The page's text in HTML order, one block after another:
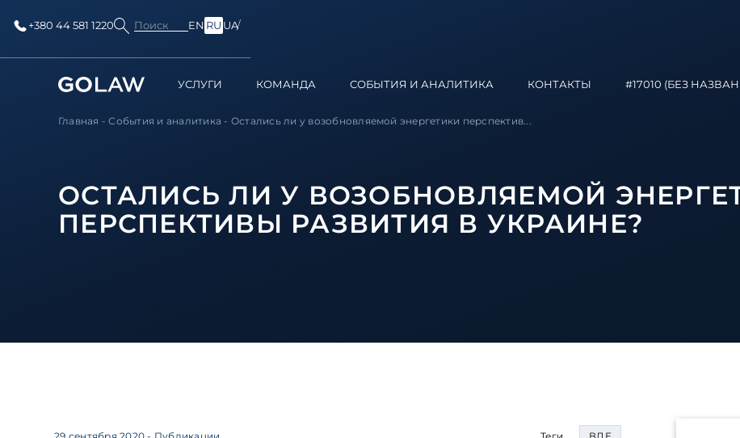
+380 44 581 1220 Поиск EN RU UA
УСЛУГИ КОМАНДА СОБЫТИЯ И АНАЛИТИКА КОНТАКТЫ #17010 (БЕЗ
Главная -События и аналитика - Остались ли у возобновляемой энергетики перспектив...
ОСТАЛИСЬ ЛИ У ВОЗОБНОВЛЯЕМОЙ
ПЕРСПЕКТИВЫ РАЗВИТИЯ В УКРАИНЕ?